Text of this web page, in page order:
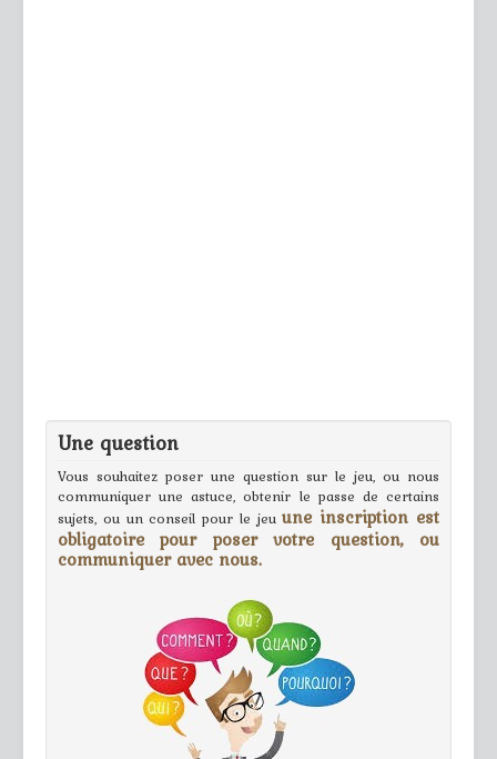
Une question
Vous souhaitez poser une question sur le jeu, ou nous
communiquer une astuce, obtenir le passe de certains
sujets, ou un conseil pour le jeuune inscription est
obligatoire pour poser votre question, ou
communiquer avec nous.